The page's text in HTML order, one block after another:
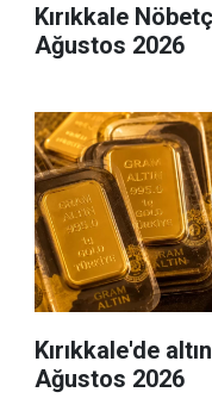
Kırıkkale
Ağustos 2026
Kırıkkale'de
Ağustos 2026